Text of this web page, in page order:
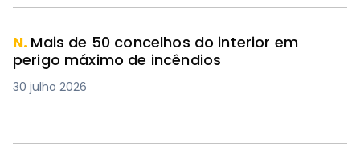
N. Mais de 50 concelhos do interior em
perigo máximo de incêndios
30 julho 2026